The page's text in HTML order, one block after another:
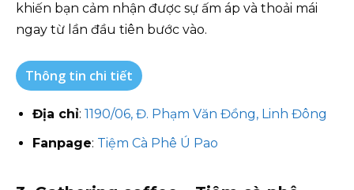
khiến bạn cảm nhận được sự ấm áp và thoải mái
ngay từ lần đầu tiên bước vào.
Thông tin chi tiết
Địa chỉ: 1190/06, Đ. Phạm Văn Đồng, Linh Đông
Fanpage: Tiệm Cà Phê Ú Pao